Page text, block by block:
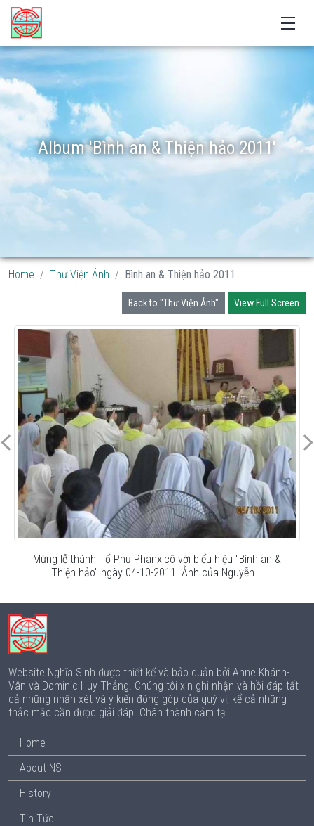
Album 'Bình an & Thiện hảo 2011'
Home Thư Viện Ảnh Bình an & Thiện hảo 2011
Back to "Thư Viện Ảnh" View Full Screen
Mừng lễ thánh Tổ Phụ Phanxicô với biểu hiệu "Bình an &
Thiện hảo" ngày 04-10-2011. Ảnh của Nguyễn...
Website Nghĩa Sinh được thiết kế và bảo quản bởi Anne Khánh-
Vân và Dominic Huy Thắng. Chúng tôi xin ghi nhận và hồi đáp tất
cả những nhận xét và ý kiến đóng góp của quý vị, kể cả những
thắc mắc cần được giải đáp. Chân thành cảm tạ.
Home
About NS
History
Tin Tức